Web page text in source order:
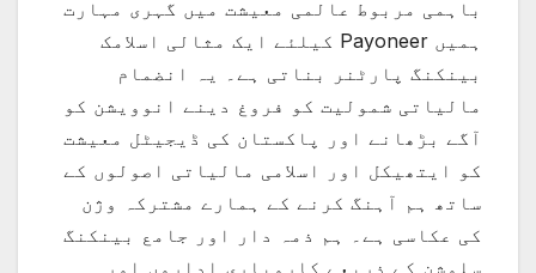
باہمی مربوط عالمی معیشت میں گہری مہارت
ہمیں Payoneer کیلئے ایک مثالی اسلامک
بینکنگ پارٹنر بناتی ہے۔ یہ انضمام
مالیاتی شمولیت کو فروغ دینے انوویشن کو
آگے بڑھانے اور پاکستان کی ڈیجیٹل معیشت
کو ایتھیکل اور اسلامی مالیاتی اصولوں کے
ساتھ ہم آہنگ کرنے کے ہمارے مشترکہ وژن
کی عکاسی ہے۔ ہم ذمہ دار اور جامع بینکنگ
سلوشن کے ذریعے کاروباری اداروں اور